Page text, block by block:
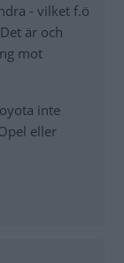
- vilket f.ö
är och
mot
inte
eller